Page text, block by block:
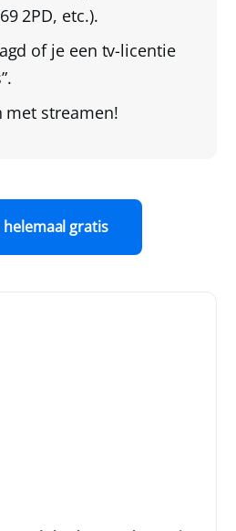
2PD, etc.).
of je een tv-licentie
.
met streamen!
helemaal gratis